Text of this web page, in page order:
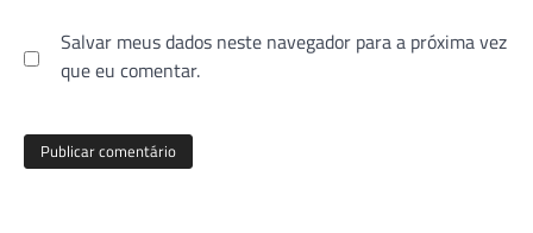
Salvar meus dados neste navegador para a próxima vez
que eu comentar.